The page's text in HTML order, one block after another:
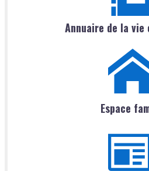
Annuaire de la vie
Espace